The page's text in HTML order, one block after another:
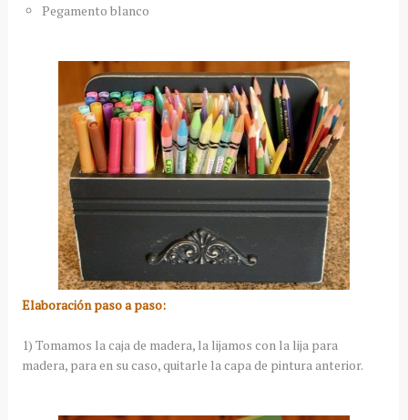
Pegamento blanco
Elaboración paso a paso:
1) Tomamos la caja de madera, la lijamos con la lija para
madera, para en su caso, quitarle la capa de pintura anterior.